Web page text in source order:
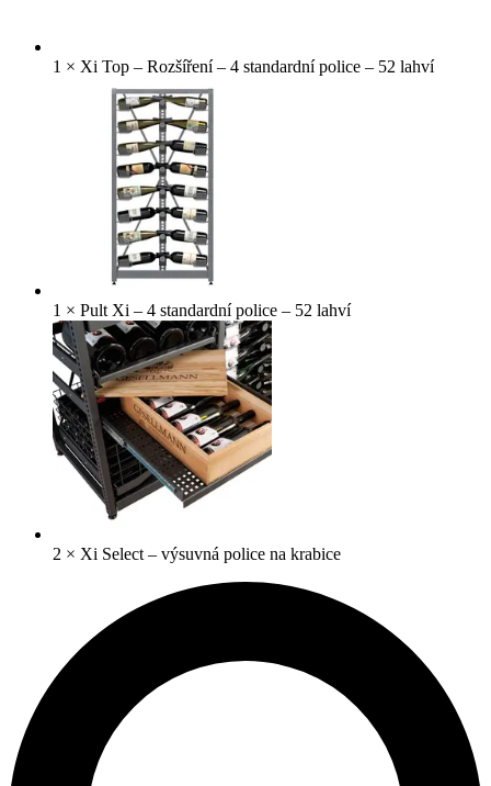
1 × Xi Top – Rozšíření – 4 standardní police – 52 lahví
1 × Pult Xi – 4 standardní police – 52 lahví
2 × Xi Select – výsuvná police na krabice